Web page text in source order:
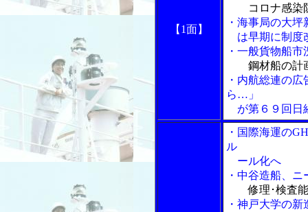
【1面】
コロナ感染
・海事局の大
は早期に制度
・一般貨物船
鋼材船の計
・内航総連の
ら…」
が第６９回日
・国際海運の
ル
ール化へ
・中谷造船、
修理･検査
・神戸大学の